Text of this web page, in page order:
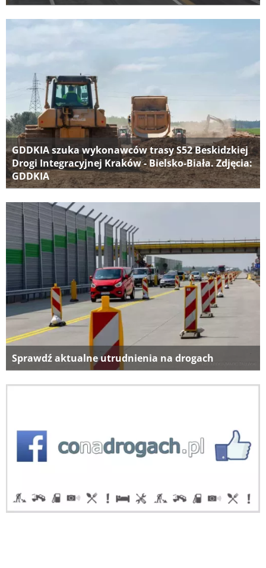
GDDKIA szuka wykonawców trasy S52 Beskidzkiej
Drogi Integracyjnej Kraków - Bielsko-Biała. Zdjęcia:
GDDKIA
Sprawdź aktualne utrudnienia na drogach